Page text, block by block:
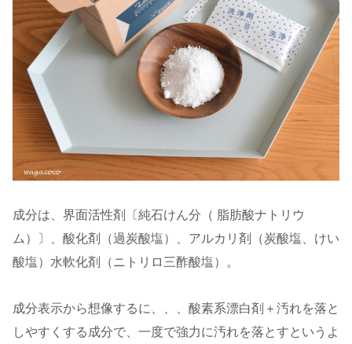
成分は、界面活性剤〔純石けん分（ 脂肪酸ナトリウ
ム）〕、酸化剤（過炭酸塩）、アルカリ剤（炭酸塩、けい
酸塩）水軟化剤（ニトリロ三酢酸塩）。
成分表示から想像するに、、、酸素系漂白剤＋汚れを落と
しやすくする成分で、一度で強力に汚れを落とすというよ